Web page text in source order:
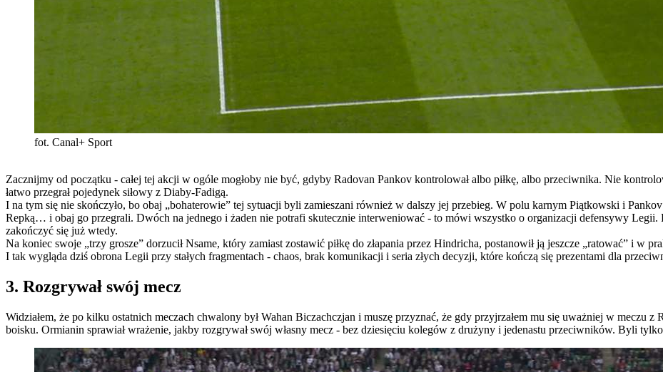
fot. Canal+ Sport
Zacznijmy od początku - całej tej akcji w ogóle mogłoby nie być, gdyby Radovan Pankov kontrolował albo piłkę, albo przeciwnika. Nie
łatwo przegrał pojedynek siłowy z Diaby-Fadigą.
I na tym się nie skończyło, bo obaj „bohaterowie” tej sytuacji byli zamieszani również w dalszy jej przebieg. W polu karnym Piątkowski i
Repką… i obaj go przegrali. Dwóch na jednego i żaden nie potrafi skutecznie interweniować - to mówi wszystko o organizacji defensywy Legii.
zakończyć się już wtedy.
Na koniec swoje „trzy grosze” dorzucił Nsame, który zamiast zostawić piłkę do złapania przez Hindricha, postanowił ją jeszcze „ratować” i w
I tak wygląda dziś obrona Legii przy stałych fragmentach - chaos, brak komunikacji i seria złych decyzji, które kończą się prezentami dla
3. Rozgrywał swój mecz
Widziałem, że po kilku ostatnich meczach chwalony był Wahan Biczachczjan i muszę przyznać, że gdy przyjrzałem mu się uważniej w meczu z
boisku. Ormianin sprawiał wrażenie, jakby rozgrywał swój własny mecz - bez dziesięciu kolegów z drużyny i jedenastu przeciwników. Byli